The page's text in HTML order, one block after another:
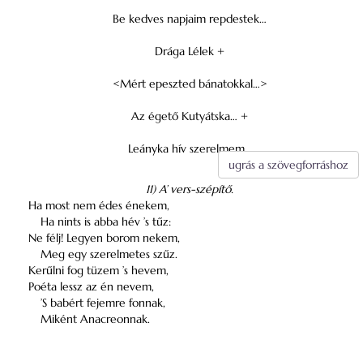
Be kedves napjaim repdestek…
Drága Lélek +
<Mért epeszted bánatokkal…>
Az égető Kutyátska… +
Leányka hív szerelmem…
ugrás a szövegforráshoz
11) A’ vers-szépítő.
Ha most nem édes énekem,
Ha nints is abba hév ’s tűz:
Ne félj! Legyen borom nekem,
Meg egy szerelmetes szűz.
Kerűlni fog tüzem ’s hevem,
Poéta lessz az én nevem,
’S babért fejemre fonnak,
Miként Anacreonnak.